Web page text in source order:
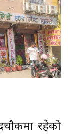
रहेको